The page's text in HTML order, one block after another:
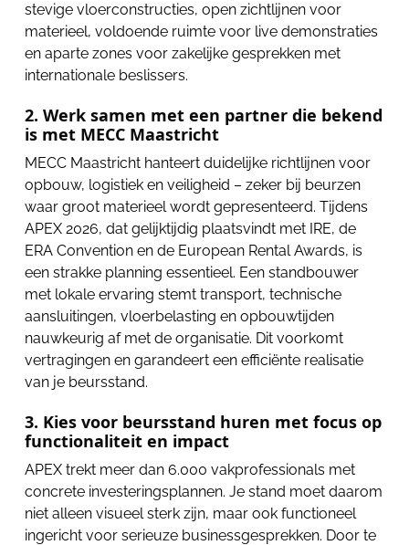
stevige vloerconstructies, open zichtlijnen voor
materieel, voldoende ruimte voor live demonstraties
en aparte zones voor zakelijke gesprekken met
internationale beslissers.
2. Werk samen met een partner die bekend
is met MECC Maastricht
MECC Maastricht hanteert duidelijke richtlijnen voor
opbouw, logistiek en veiligheid – zeker bij beurzen
waar groot materieel wordt gepresenteerd. Tijdens
APEX 2026, dat gelijktijdig plaatsvindt met IRE, de
ERA Convention en de European Rental Awards, is
een strakke planning essentieel. Een standbouwer
met lokale ervaring stemt transport, technische
aansluitingen, vloerbelasting en opbouwtijden
nauwkeurig af met de organisatie. Dit voorkomt
vertragingen en garandeert een efficiënte realisatie
van je beursstand.
3. Kies voor beursstand huren met focus op
functionaliteit en impact
APEX trekt meer dan 6.000 vakprofessionals met
concrete investeringsplannen. Je stand moet daarom
niet alleen visueel sterk zijn, maar ook functioneel
ingericht voor serieuze businessgesprekken. Door te